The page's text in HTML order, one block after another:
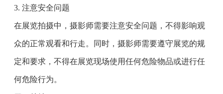
3. 注意安全问题
在展览拍摄中，摄影师需要注意安全问题，不得影响观
众的正常观看和行走。同时，摄影师需要遵守展览的规
定和要求，不得在展览现场使用任何危险物品或进行任
何危险行为。